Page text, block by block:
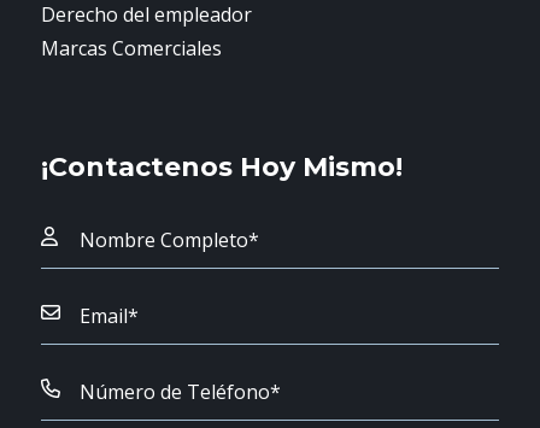
Derecho del empleador
Marcas Comerciales
¡Contactenos Hoy Mismo!